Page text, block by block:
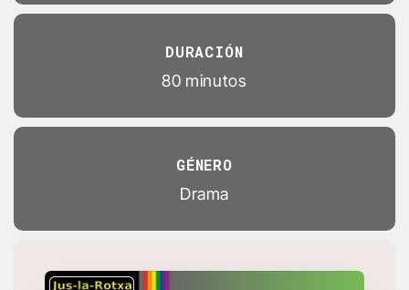
DURACIÓN
80 minutos
GÉNERO
Drama